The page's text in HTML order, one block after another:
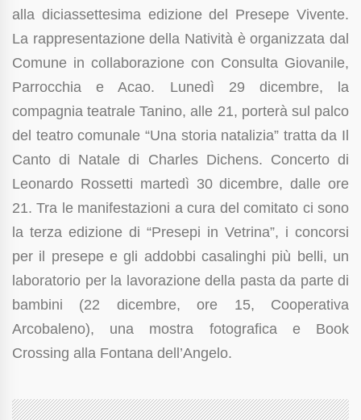
alla diciassettesima edizione del Presepe Vivente.
La rappresentazione della Natività è organizzata dal
Comune in collaborazione con Consulta Giovanile,
Parrocchia e Acao. Lunedì 29 dicembre, la
compagnia teatrale Tanino, alle 21, porterà sul palco
del teatro comunale “Una storia natalizia” tratta da Il
Canto di Natale di Charles Dichens. Concerto di
Leonardo Rossetti martedì 30 dicembre, dalle ore
21. Tra le manifestazioni a cura del comitato ci sono
la terza edizione di “Presepi in Vetrina”, i concorsi
per il presepe e gli addobbi casalinghi più belli, un
laboratorio per la lavorazione della pasta da parte di
bambini (22 dicembre, ore 15, Cooperativa
Arcobaleno), una mostra fotografica e Book
Crossing alla Fontana dell’Angelo.